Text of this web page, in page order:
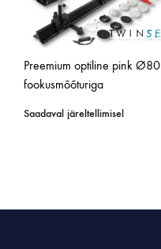
Preemium optiline pink Ø80
fookusmõõturiga
Saadaval järeltellimisel